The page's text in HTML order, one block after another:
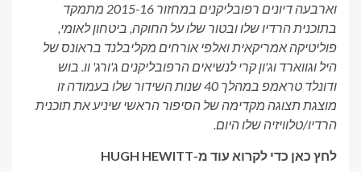
וארבעה דיונים רפובליקנים במחזור 2015-16 מתמקד
בתוכנית הרדיו שלו ובטור שלו על החוקה, ביטחון לאומי,
פוליטיקה אמריקאית ואלפי אורחים מקליבלנד בראונס של
היל וגווארד וג'ון קרי לנשיאים הרפובליקנים ג'ורג' וו. בוש
ודונלד טראמפ במהלך 40 שנות השידור שלו בעמודה זו
מוצגת תצוגה מקדימה של הסיפור הראשי שיניע את תוכנית
הרדיו/טלוויזיה שלו היום.
לחץ כאן כדי לקרוא עוד מ-HUGH HEWITT